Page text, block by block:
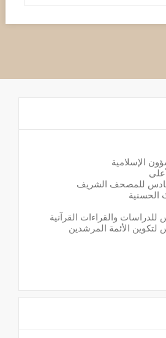
الإسلامية
للمصحف الشريف
الحسنية
والقراءات القرآنية
الأئمة المرشدين